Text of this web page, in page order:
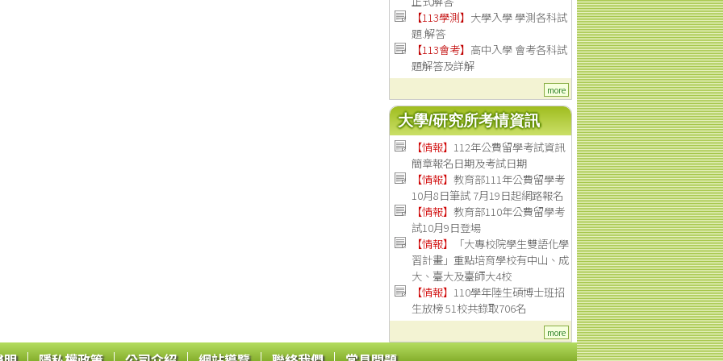
【113學測】 大學入學 學測各科試
題.解答
【113會考】 高中入學 會考各科試
題解答及詳解
more
大學/研究所考情資訊
【情報】 112年公費留學考試資訊
簡章報名日期及考試日期
【情報】 教育部111年公費留學考
10月8日筆試 7月19日起網路報名
【情報】 教育部110年公費留學考
試10月9日登場
【情報】
「大專校院學生雙語化學
習計畫」重點培育學校有中山、成
大、臺大及臺師大4校
【情報】 110學年陸生碩博士班招
生放榜 51校共錄取706名
more